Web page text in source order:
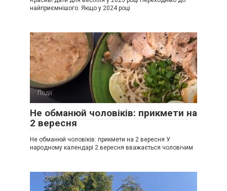
найприємнішого. Якщо у 2024 році
Події 0
Не обманюй чоловіків: прикмети на
2 вересня
Не обманюй чоловіків: прикмети на 2 вересня У
народному календарі 2 вересня вважається чоловічим